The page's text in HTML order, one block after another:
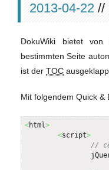
2013-04-22 //
DokuWiki bietet
bestimmten Seite
ist der TOC
Mit folgendem Quick &
<html>
<script>
//